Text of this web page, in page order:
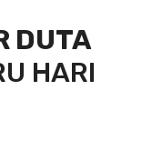
DUTA
HARI